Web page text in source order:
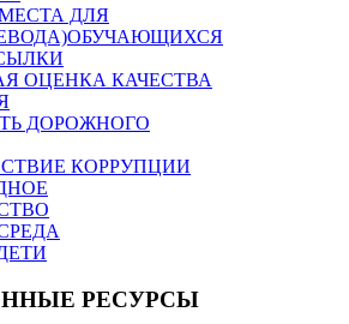
ДЛЯ
ОЦЕНКА КАЧЕСТВА
ДОРОЖНОГО
КОРРУПЦИИ
РЕСУРСЫ